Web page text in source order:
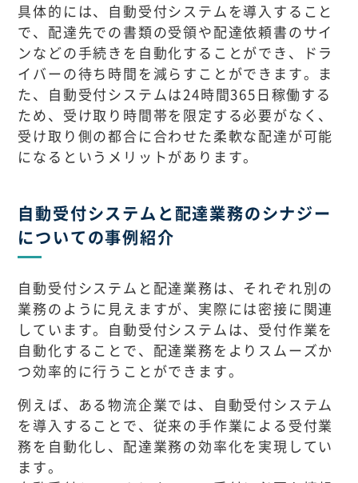
具体的には、自動受付システムを導入すること
で、配達先での書類の受領や配達依頼書のサイ
ンなどの手続きを自動化することができ、ドラ
イバーの待ち時間を減らすことができます。ま
た、自動受付システムは24時間365日稼働する
ため、受け取り時間帯を限定する必要がなく、
受け取り側の都合に合わせた柔軟な配達が可能
になるというメリットがあります。
自動受付システムと配達業務のシナジー
についての事例紹介
自動受付システムと配達業務は、それぞれ別の
業務のように見えますが、実際には密接に関連
しています。自動受付システムは、受付作業を
自動化することで、配達業務をよりスムーズか
つ効率的に行うことができます。
例えば、ある物流企業では、自動受付システム
を導入することで、従来の手作業による受付業
務を自動化し、配達業務の効率化を実現してい
ます。